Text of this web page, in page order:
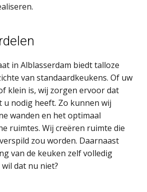
in Alblasserdam biedt talloze
van standaardkeukens. Of uw
klein is, wij zorgen ervoor dat
u nodig heeft. Zo kunnen wij
wanden en het optimaal
ruimtes. Wij creëren ruimte die
zou worden. Daarnaast
van de keuken zelf volledig
dat nu niet?